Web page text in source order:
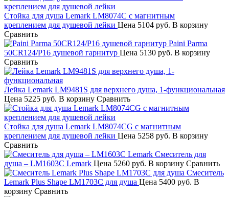
Стойка для душа Lemark LM8074C с магнитным
креплением для душевой лейки Цена 5104 руб. В корзину
Сравнить
Paini Parma
50CR124/P16 душевой гарнитур Цена 5130 руб. В корзину
Сравнить
Лейка Lemark LM9481S для верхнего душа, 1-функциональная
Цена 5225 руб. В корзину Сравнить
Стойка для душа Lemark LM8074CG с магнитным
креплением для душевой лейки Цена 5258 руб. В корзину
Сравнить
Смеситель для
душа – LM1603C Lemark Цена 5260 руб. В корзину Сравнить
Смеситель
Lemark Plus Shape LM1703C для душа Цена 5400 руб. В
корзину Сравнить